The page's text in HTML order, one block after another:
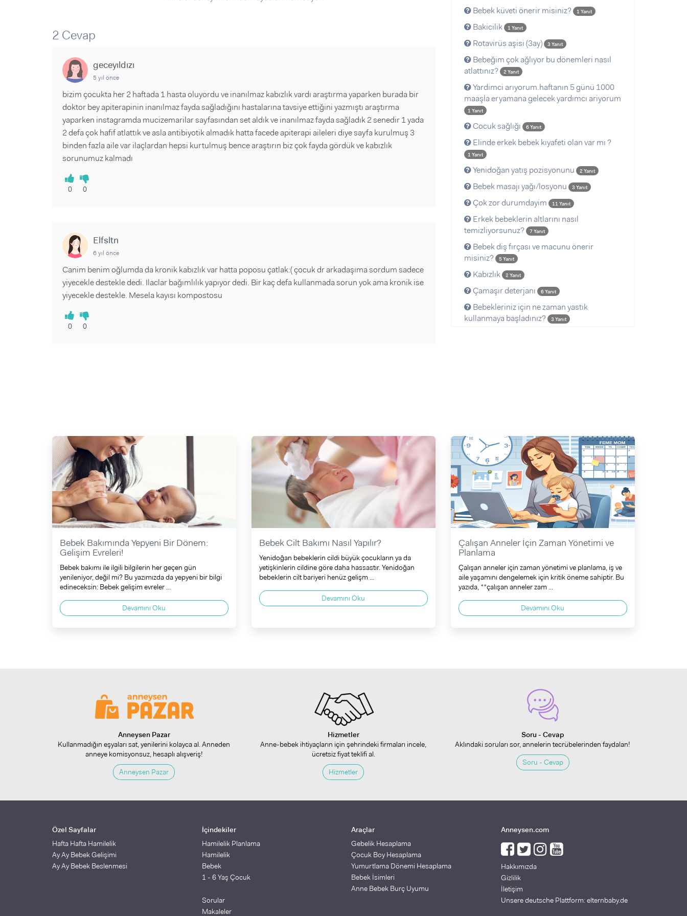
2 Cevap
geceyıldızı
5 yıl önce
bizim çocukta her 2 haftada 1 hasta oluyordu ve inanılmaz kabızlık vardı araştırma yaparken burada bir
doktor bey apiterapinin inanılmaz fayda sağladığını hastalarına tavsiye ettiğini yazmıştı araştırma
yaparken instagramda mucizemarilar sayfasından set aldık ve inanılmaz fayda sağladık 2 senedir 1 yada
2 defa çok hafif atlattık ve asla antibiyotik almadık hatta facede apiterapi aileleri diye sayfa kurulmuş 3
binden fazla aile var ilaçlardan hepsi kurtulmuş bence araştırın biz çok fayda gördük ve kabızlık
sorunumuz kalmadı
0 0
Elfsltn
6 yıl önce
Canim benim oğlumda da kronik kabızlık var hatta poposu çatlak:( çocuk dr arkadaşıma sordum sadece
yiyecekle destekle dedi. Ilaclar bağımlılık yapıyor dedi. Bir kaç defa kullanmada sorun yok ama kronik ise
yiyecekle destekle. Mesela kayısı kompostosu
0 0
Bebek küveti önerir misiniz? 1 Yanıt
Bakicilik 1 Yanıt
Rotavirüs aşisi (3ay) 3 Yanıt
Bebeğim çok ağlıyor bu dönemleri nasıl
atlattınız?
2 Yanıt
Yardimci arıyorum.haftanın 5 günü 1000
maaşla eryamana gelecek yardımcı ariyorum
1 Yanıt
Cocuk sağlığı 6 Yanıt
Elinde erkek bebek kıyafeti olan var mı ?
1 Yanıt
Yenidoğan yatış pozisyonunu 2 Yanıt
Bebek masajı yağı/losyonu 3 Yanıt
Çok zor durumdayim 11 Yanıt
Erkek bebeklerin altlarını nasıl
temizliyorsunuz?
7 Yanıt
Bebek diş fırçası ve macunu önerir
misiniz?
5 Yanıt
Kabızlık 2 Yanıt
Çamaşır deterjanı 6 Yanıt
Bebekleriniz için ne zaman yastık
kullanmaya başladınız?
3 Yanıt
Bebek Bakımında Yepyeni Bir Dönem:
Gelişim Evreleri!
Bebek bakımı ile ilgili bilgilerin her geçen gün
yenileniyor, değil mi? Bu yazımızda da yepyeni bir bilgi
edineceksin: Bebek gelişim evreler ...
Devamını Oku
Bebek Cilt Bakımı Nasıl Yapılır?
Yenidoğan bebeklerin cildi büyük çocukların ya da
yetişkinlerin cildine göre daha hassastır. Yenidoğan
bebeklerin cilt bariyeri henüz gelişm ...
Devamını Oku
Çalışan Anneler İçin Zaman Yönetimi ve
Planlama
Çalışan anneler için zaman yönetimi ve planlama, iş ve
aile yaşamını dengelemek için kritik öneme sahiptir. Bu
yazıda, **çalışan anneler zam ...
Devamını Oku
Anneysen Pazar
Kullanmadığın eşyaları sat, yenilerini kolayca al. Anneden
anneye komisyonsuz, hesaplı alışveriş!
Anneysen Pazar
Hizmetler
Anne-bebek ihtiyaçların için şehrindeki firmaları incele,
ücretsiz fiyat teklifi al.
Hizmetler
Soru - Cevap
Aklındaki soruları sor, annelerin tecrübelerinden faydalan!
Soru - Cevap
Özel Sayfalar
Hafta Hafta Hamilelik
Ay Ay Bebek Gelişimi
Ay Ay Bebek Beslenmesi
İçindekiler
Hamilelik Planlama
Hamilelik
Bebek
1 - 6 Yaş Çocuk
Sorular
Makaleler
Araçlar
Gebelik Hesaplama
Çocuk Boy Hesaplama
Yumurtlama Dönemi Hesaplama
Bebek İsimleri
Anne Bebek Burç Uyumu
Anneysen.com
Hakkımızda
Gizlilik
İletişim
Unsere deutsche Plattform: elternbaby.de